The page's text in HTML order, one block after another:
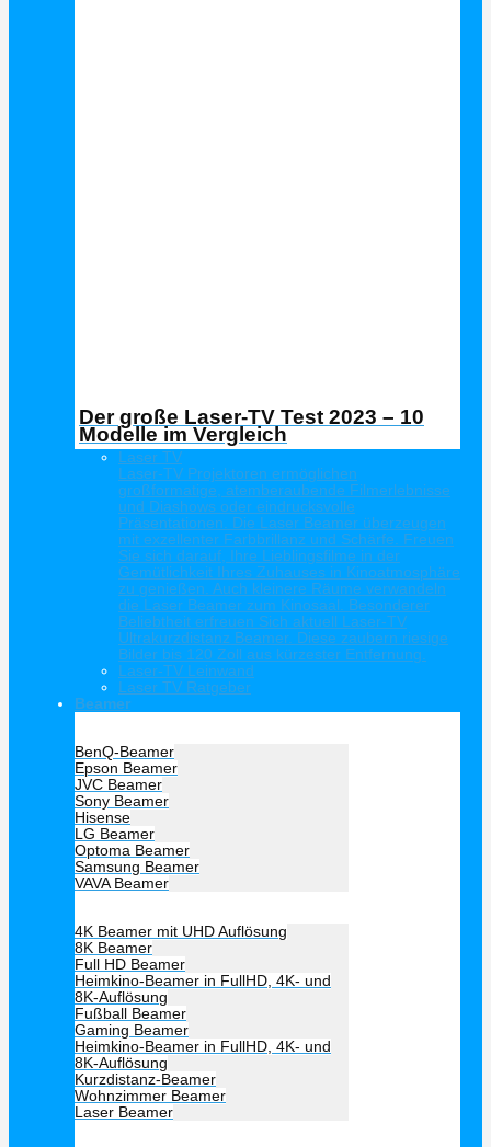
Der große Laser-TV Test 2023 – 10
Modelle im Vergleich
Laser TV
Laser-TV Projektoren ermöglichen
großformatige, atemberaubende Filmerlebnisse
und Diashows oder eindrucksvolle
Präsentationen. Die Laser Beamer überzeugen
mit exzellenter Farbbrillanz und Schärfe. Freuen
Sie sich darauf, Ihre Lieblingsfilme in der
Gemütlichkeit Ihres Zuhauses in Kinoatmosphäre
zu genießen. Auch kleinere Räume verwandeln
die Laser Beamer zum Kinosaal. Besonderer
Beliebtheit erfreuen Sich aktuell Laser-TV
Ultrakurzdistanz Beamer. Diese zaubern riesige
Bilder bis 120 Zoll aus kürzester Entfernung.
Laser-TV Leinwand
Laser TV Ratgeber
Beamer
BenQ-Beamer
Epson Beamer
JVC Beamer
Sony Beamer
Hisense
LG Beamer
Optoma Beamer
Samsung Beamer
VAVA Beamer
4K Beamer mit UHD Auflösung
8K Beamer
Full HD Beamer
Heimkino-Beamer in FullHD, 4K- und
8K-Auflösung
Fußball Beamer
Gaming Beamer
Heimkino-Beamer in FullHD, 4K- und
8K-Auflösung
Kurzdistanz-Beamer
Wohnzimmer Beamer
Laser Beamer